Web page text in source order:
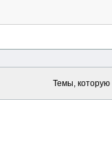
Темы, которую